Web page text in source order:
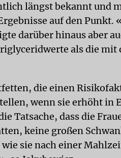
längst bekannt und
auf den Punkt.
darüber hinaus aber
als die mit
die einen
wenn sie erhöht in
Tatsache, dass die
keine großen
sie nach einer